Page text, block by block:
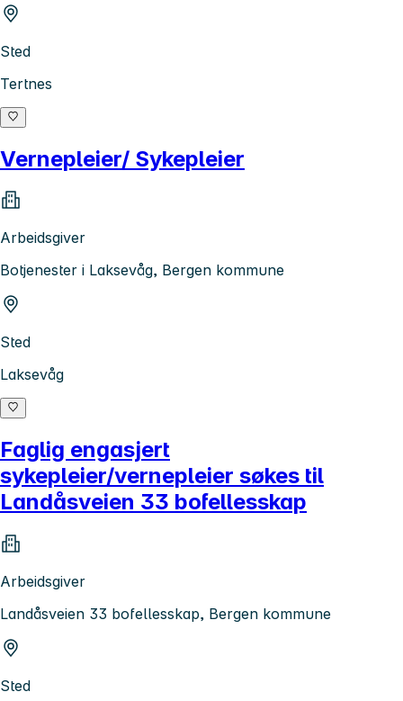
Sted
Tertnes
Vernepleier/ Sykepleier
Arbeidsgiver
Botjenester i Laksevåg, Bergen kommune
Sted
Laksevåg
Faglig engasjert
sykepleier/vernepleier søkes til
Landåsveien 33 bofellesskap
Arbeidsgiver
Landåsveien 33 bofellesskap, Bergen kommune
Sted